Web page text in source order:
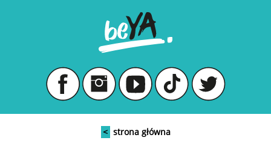
< strona główna